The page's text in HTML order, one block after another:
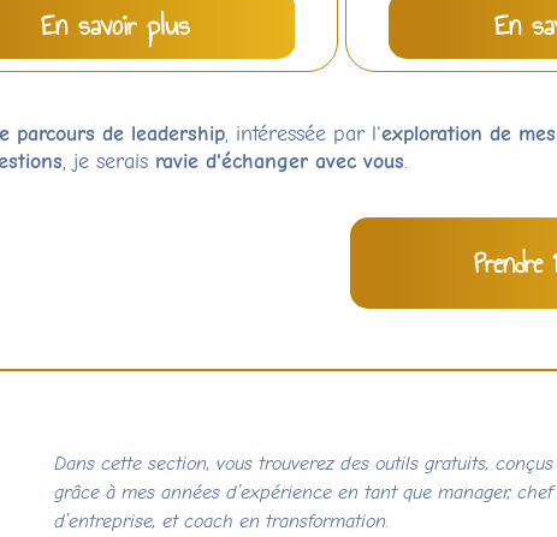
En savoir plus En
parcours de leadership, intéressée par l'exploration de
, je serais ravie d'échanger avec vous.
Dans cette section, vous trouverez des outils gratuits,
grâce à mes années d’expérience en tant que manager, chef
d’entreprise, et coach en transformation.